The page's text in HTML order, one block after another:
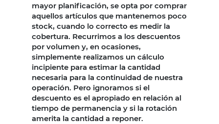
mayor planificación, se opta por comprar
aquellos artículos que mantenemos poco
stock, cuando lo correcto es medir la
cobertura. Recurrimos a los descuentos
por volumen y, en ocasiones,
simplemente realizamos un cálculo
incipiente para estimar la cantidad
necesaria para la continuidad de nuestra
operación. Pero ignoramos si el
descuento es el apropiado en relación al
tiempo de permanencia y si la rotación
amerita la cantidad a reponer.